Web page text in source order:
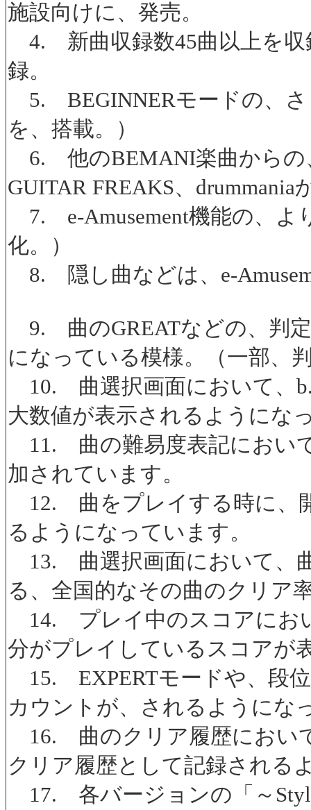
施設向けに、発売。
4. 新曲収録数45曲以上を収
録。
5. BEGINNERモードの、さ
を、搭載。）
6. 他のBEMANI楽曲からの
GUITAR FREAKS、drummania
7. e-Amusement機能の、よ
化。）
8. 隠し曲などは、e-
9. 曲のGREATなどの、判
になっている模様。（一部、
10. 曲選択画面において、
大数値が表示されるようにな
11. 曲の難易度表記におい
加されています。
12. 曲をプレイする時に、
るようになっています。
13. 曲選択画面において、
る、全国的なその曲のクリア
14. プレイ中のスコアにお
分がプレイしているスコアが
15. EXPERTモードや、段
カウントが、されるようにな
16. 曲のクリア履歴におい
クリア履歴として記録される
17. 各バージョンの「～